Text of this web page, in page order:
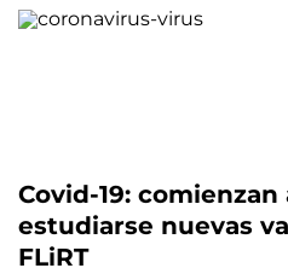
Covid-19:
estudiarse nuevas
FLiRT